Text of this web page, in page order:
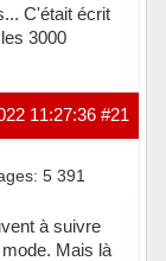
C'était écrit
3000
#21
11:27:36
5 391
à suivre
Mais là